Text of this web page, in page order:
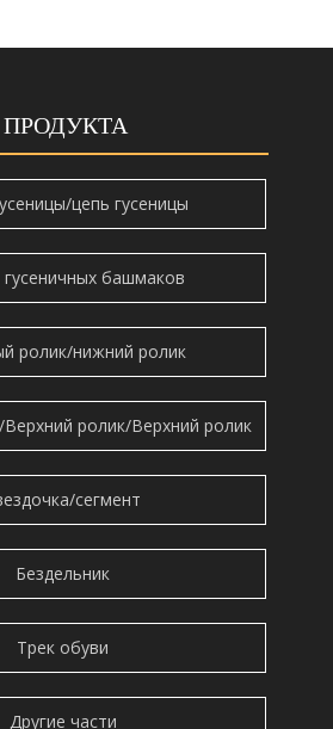
цепь гусеницы
башмаков
ролик/нижний ролик
ролик/Верхний ролик
сегмент
Бездельник
Трек обуви
Другие части